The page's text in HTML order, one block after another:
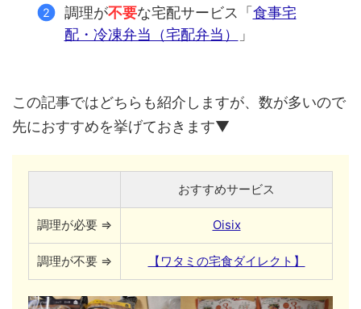
調理が不要な宅配サービス「食事宅
配・冷凍弁当（宅配弁当）
」
この記事ではどちらも紹介しますが、数が多いので
先におすすめを挙げておきます▼
おすすめサービス
調理が必要 ⇒ Oisix
調理が不要 ⇒ 【ワタミの宅食ダイレクト】